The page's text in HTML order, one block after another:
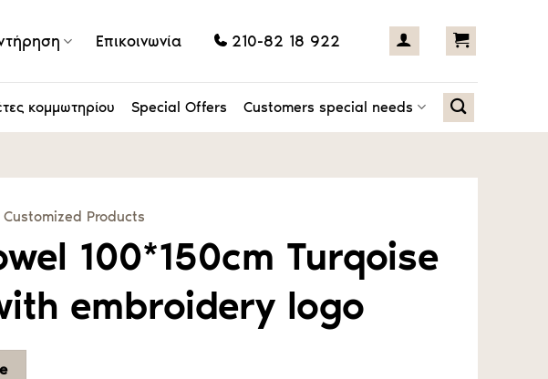
Επικοινωνία 210-82 18 922
κομμωτηρίου Special Offers Customers special needs
Customized Products
100*150cm Turqoise
embroidery logo